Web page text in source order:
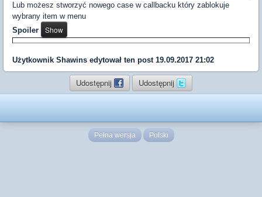
Lub możesz stworzyć nowego case w callbacku który zablokuje
wybrany item w menu
Spoiler
Użytkownik Shawins edytował ten post 19.09.2017 21:02
Udostępnij Udostępnij
Pełna wersja Polski